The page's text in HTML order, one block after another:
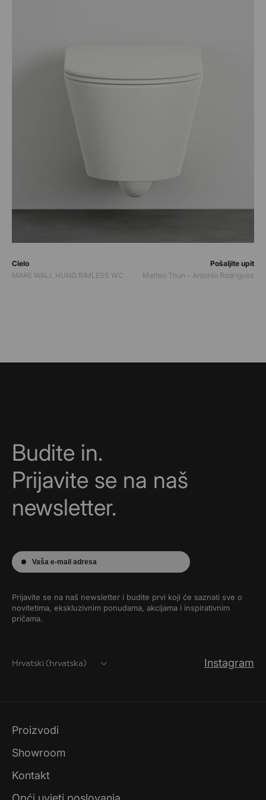
Prodavač:
Cielo
MARE WALL HUNG RIMLESS WC
Pošaljite upit
Matteo Thun - Antonio Rodriguez
Budite in.
Prijavite se na naš
newsletter.
Vaša e-mail adresa
Prijavite se na naš newsletter i budite prvi koji će saznati sve o
novitetima, ekskluzivnim ponudama, akcijama i inspirativnim
pričama.
Hrvatski (hrvatska) Instagram
Proizvodi
Showroom
Kontakt